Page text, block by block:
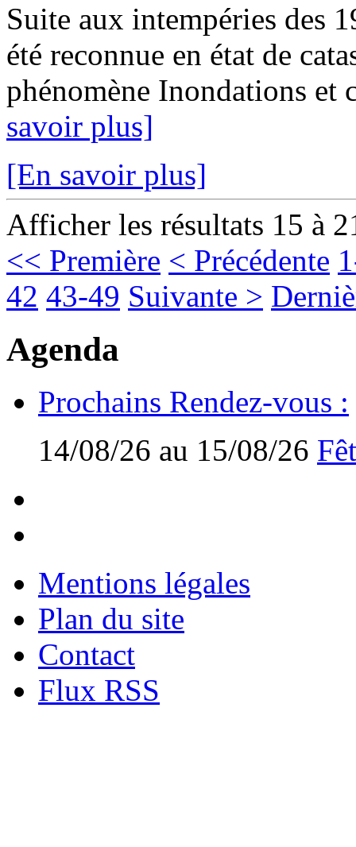
Suite aux intempéries des
été reconnue en état de
phénomène Inondations et
savoir plus]
[En savoir plus]
Afficher les résultats 15 à
<< Première < Précédente
42 43-49 Suivante >
Agenda
Prochains Rendez-vous :
14/08/26 au 15/08/26
Mentions légales
Plan du site
Contact
Flux RSS